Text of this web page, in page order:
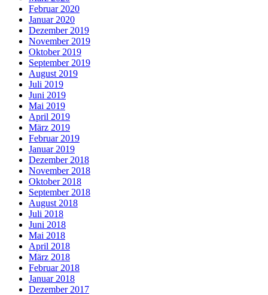
Februar 2020
Januar 2020
Dezember 2019
November 2019
Oktober 2019
September 2019
August 2019
Juli 2019
Juni 2019
Mai 2019
April 2019
März 2019
Februar 2019
Januar 2019
Dezember 2018
November 2018
Oktober 2018
September 2018
August 2018
Juli 2018
Juni 2018
Mai 2018
April 2018
März 2018
Februar 2018
Januar 2018
Dezember 2017